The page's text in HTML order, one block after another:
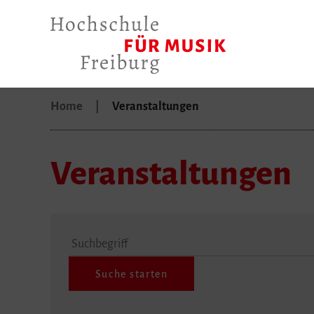
Home Veranstaltungen
Veranstaltungen
Suchbegriff